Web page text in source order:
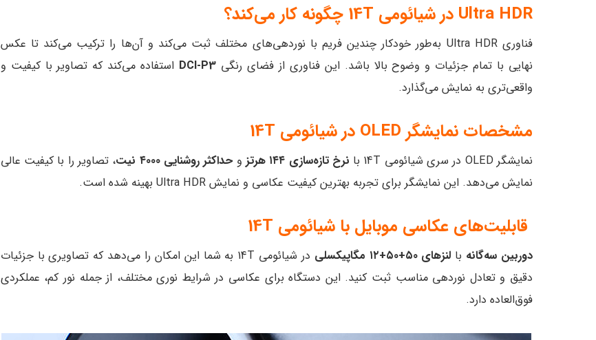
Ultra HDR در شیائومی 14T چگونه کار می‌کند؟
فناوری Ultra HDR به‌طور خودکار چندین فریم با نوردهی‌های مختلف ثبت می‌کند و آن‌ها را ترکیب می‌کند تا عکس
نهایی با تمام جزئیات و وضوح بالا باشد. این فناوری از فضای رنگی DCI-P3 استفاده می‌کند که تصاویر با کیفیت و
واقعی‌تری به نمایش می‌گذارد.
مشخصات نمایشگر OLED در شیائومی 14T
نمایشگر OLED در سری شیائومی 14T با نرخ تازه‌سازی ۱۴۴ هرتز و حداکثر روشنایی ۴۰۰۰ نیت
، تصاویر را با کیفیت عالی
نمایش می‌دهد. این نمایشگر برای تجربه بهترین کیفیت عکاسی و نمایش Ultra HDR بهینه شده است.
قابلیت‌های عکاسی موبایل با شیائومی 14T
دوربین سه‌گانه با لنزهای ۵۰+۵۰+۱۲ مگاپیکسلی
در شیائومی 14T به شما این امکان را می‌دهد که تصاویری با جزئیات
دقیق و تعادل نوردهی مناسب ثبت کنید. این دستگاه برای عکاسی در شرایط نوری مختلف، از جمله نور کم، عملکردی
فوق‌العاده دارد.